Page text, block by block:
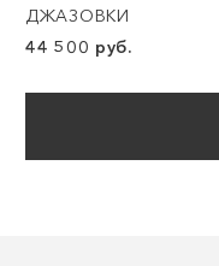
ДЖАЗОВКИ
44 500 руб.